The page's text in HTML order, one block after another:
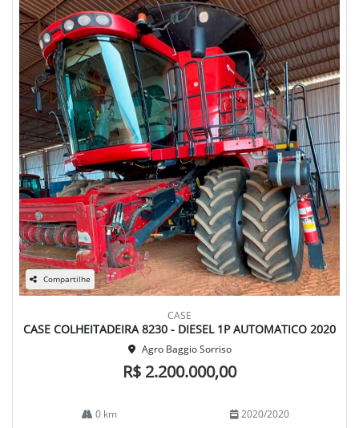
Compartilhe
CASE
CASE COLHEITADEIRA 8230 - DIESEL 1P AUTOMATICO 2020
Agro Baggio Sorriso
R$ 2.200.000,00
0 km 2020/2020